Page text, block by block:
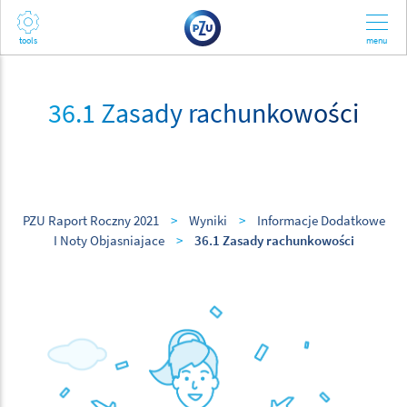
36.1 Zasady rachunkowości
PZU Raport Roczny 2021 > Wyniki >
Informacje Dodatkowe
I Noty Objasniajace
> 36.1 Zasady rachunkowości